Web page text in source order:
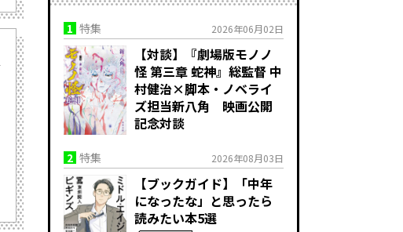
1 特集 2026年06月02日
【対談】『劇場版モノノ
怪 第三章 蛇神』総監督 中
村健治×脚本・ノベライ
ズ担当新八角 映画公開
記念対談
2 特集 2026年08月03日
【ブックガイド】「中年
になったな」と思ったら
読みたい本5選